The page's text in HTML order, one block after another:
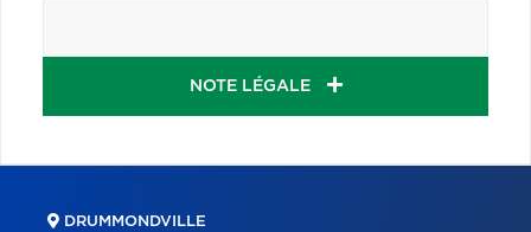
NOTE LÉGALE
DRUMMONDVILLE